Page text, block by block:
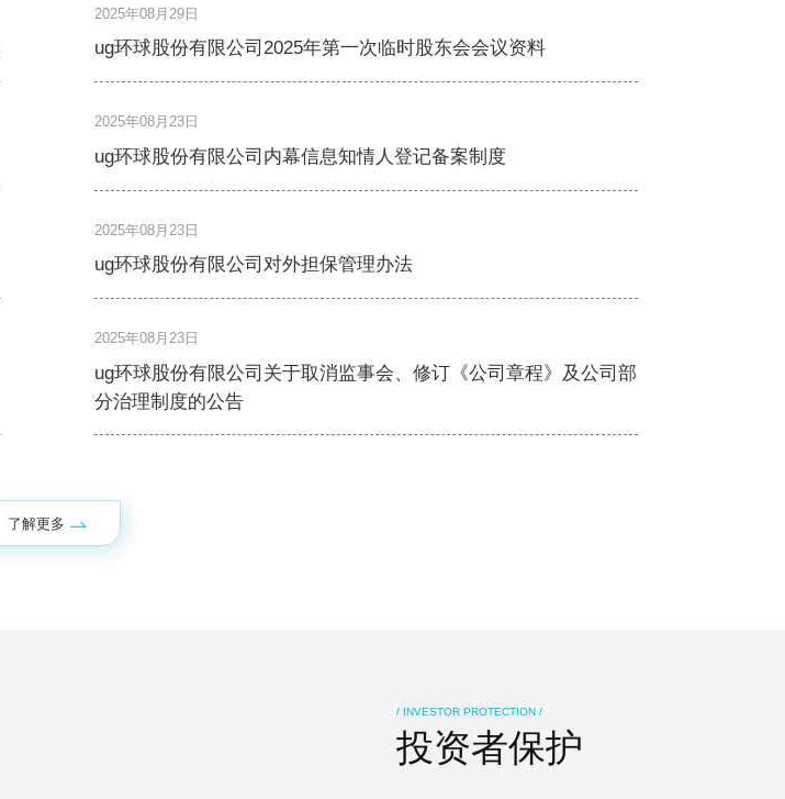
2025年08月29日
ug环球股份有限公司2025年第一次临时股东会会议资料
2025年08月23日
ug环球股份有限公司内幕信息知情人登记备案制度
2025年08月23日
ug环球股份有限公司对外担保管理办法
2025年08月23日
ug环球股份有限公司关于取消监事会、修订《公司章程》及公司部
分治理制度的公告
了解更多
/ INVESTOR PROTECTION /
投资者保护